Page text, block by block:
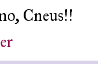
Cneus!!